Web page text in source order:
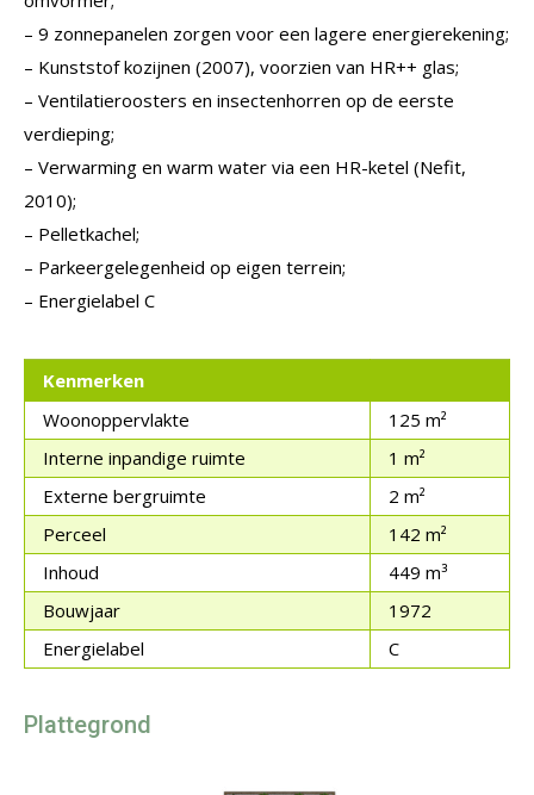
– 9 zonnepanelen zorgen voor een lagere energierekening;
– Kunststof kozijnen (2007), voorzien van HR++ glas;
– Ventilatieroosters en insectenhorren op de eerste
verdieping;
– Verwarming en warm water via een HR-ketel (Nefit,
2010);
– Pelletkachel;
– Parkeergelegenheid op eigen terrein;
– Energielabel C
Kenmerken
Woonoppervlakte
125 m²
Interne inpandige ruimte
1 m²
Externe bergruimte
2 m²
Perceel
142 m²
Inhoud
449 m³
Bouwjaar
1972
Energielabel
C
Plattegrond